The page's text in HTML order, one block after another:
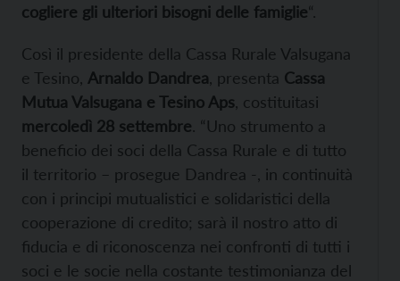
cogliere gli ulteriori bisogni delle famiglie“.
Così il presidente della Cassa Rurale Valsugana
e Tesino, Arnaldo Dandrea , presenta Cassa
Mutua Valsugana e Tesino Aps , costituitasi
mercoledì 28 settembre. “Uno strumento a
beneficio dei soci della Cassa Rurale e di tutto
il territorio – prosegue Dandrea -, in continuità
con i principi mutualistici e solidaristici della
cooperazione di credito; sarà il nostro atto di
fiducia e di riconoscenza nei confronti di tutti i
soci e le socie nella costante testimonianza del